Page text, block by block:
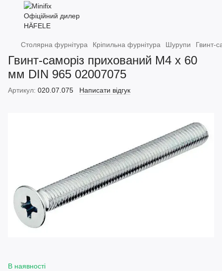
Столярна фурнітура Кріпильна фурнітура Шурупи Гвинт-
Гвинт-саморіз прихований M4 x 60
мм DIN 965 02007075
Артикул: 020.07.075 Написати відгук
В наявності